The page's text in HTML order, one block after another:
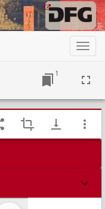
1